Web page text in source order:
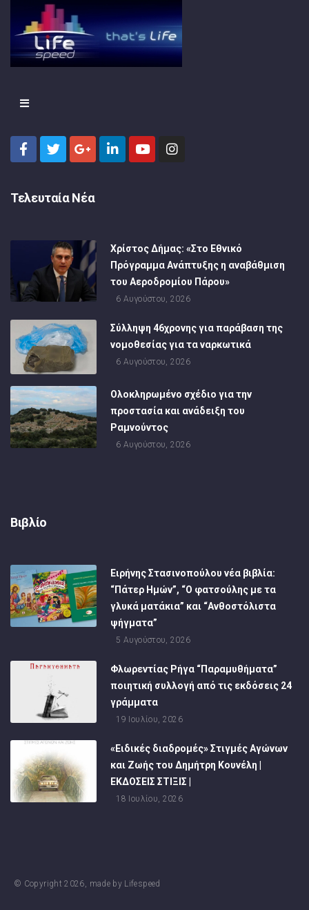
Τελευταία Νέα
Χρίστος Δήμας: «Στο Εθνικό
Πρόγραμμα Ανάπτυξης η αναβάθμιση
του Αεροδρομίου Πάρου»
6 Αυγούστου, 2026
Σύλληψη 46χρονης για παράβαση της
νομοθεσίας για τα ναρκωτικά
6 Αυγούστου, 2026
Ολοκληρωμένο σχέδιο για την
προστασία και ανάδειξη του
Ραμνούντος
6 Αυγούστου, 2026
Βιβλίο
Ειρήνης Στασινοπούλου νέα βιβλία:
“Πάτερ Ημών”, “Ο φατσούλης με τα
γλυκά ματάκια” και “Ανθοστόλιστα
ψήγματα”
5 Αυγούστου, 2026
Φλωρεντίας Ρήγα “Παραμυθήματα”
ποιητική συλλογή από τις εκδόσεις 24
γράμματα
19 Ιουλίου, 2026
«Ειδικές διαδρομές» Στιγμές Αγώνων
και Ζωής του Δημήτρη Κουνέλη |
ΕΚΔΟΣΕΙΣ ΣΤΙΞΙΣ |
18 Ιουλίου, 2026
© Copyright2026, made by Lifespeed